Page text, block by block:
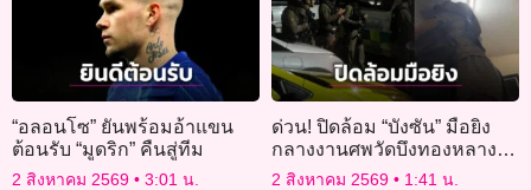
“อลอนโซ” ยันพร้อมอ้าแขน
ต้อนรับ “มูดริก” คืนสู่ทีม
2 สิงหาคม 2569 3:01 น.
ด่วน! ปิดล้อม “บังซัน” มือยิง
กลางงานศพวัดบึงทองหลาง
ถือปืนไลฟ์สดอยู่กับแฟนสาวใน
2 สิงหาคม 2569 1:41 น.